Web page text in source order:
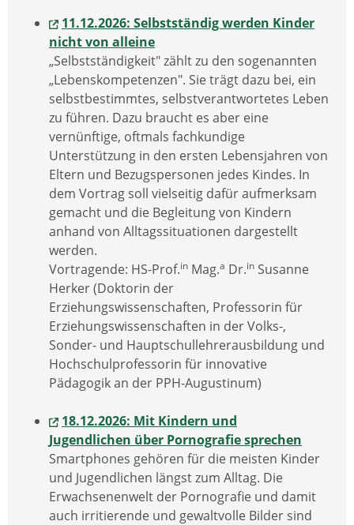
11.12.2026: Selbstständig werden Kinder
nicht von alleine
„Selbstständigkeit" zählt zu den sogenannten
„Lebenskompetenzen". Sie trägt dazu bei, ein
selbstbestimmtes, selbstverantwortetes Leben
zu führen. Dazu braucht es aber eine
vernünftige, oftmals fachkundige
Unterstützung in den ersten Lebensjahren von
Eltern und Bezugspersonen jedes Kindes. In
dem Vortrag soll vielseitig dafür aufmerksam
gemacht und die Begleitung von Kindern
anhand von Alltagssituationen dargestellt
werden.
Vortragende: HS-Prof.in Mag.a Dr.in Susanne
Herker (Doktorin der
Erziehungswissenschaften, Professorin für
Erziehungswissenschaften in der Volks-,
Sonder- und Hauptschullehrerausbildung und
Hochschulprofessorin für innovative
Pädagogik an der PPH-Augustinum)
18.12.2026: Mit Kindern und
Jugendlichen über Pornografie sprechen
Smartphones gehören für die meisten Kinder
und Jugendlichen längst zum Alltag. Die
Erwachsenenwelt der Pornografie und damit
auch irritierende und gewaltvolle Bilder sind